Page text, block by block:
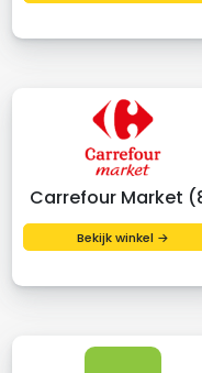
Carrefour Market
Bekijk winkel →